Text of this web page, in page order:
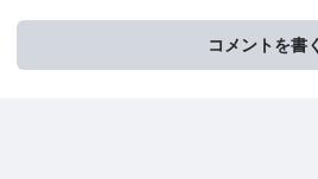
コメントを書く